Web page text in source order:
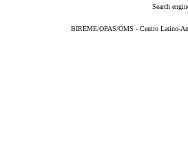
Search
BIREME/OPAS/OMS - Centro Latino-